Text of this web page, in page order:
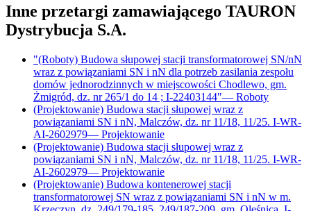
Inne przetargi zamawiającego TAURON
Dystrybucja S.A.
"(Roboty) Budowa słupowej stacji transformatorowej SN/nN
wraz z powiązaniami SN i nN dla potrzeb zasilania zespołu
domów jednorodzinnych w miejscowości Chodlewo, gm.
Żmigród, dz. nr 265/1 do 14 ; I-22403144"— Roboty
(Projektowanie) Budowa stacji słupowej wraz z
powiązaniami SN i nN, Malczów, dz. nr 11/18, 11/25. I-WR-
AI-2602979— Projektowanie
(Projektowanie) Budowa stacji słupowej wraz z
powiązaniami SN i nN, Malczów, dz. nr 11/18, 11/25. I-WR-
AI-2602979— Projektowanie
(Projektowanie) Budowa kontenerowej stacji
transformatorowej SN wraz z powiązaniami SN i nN w m.